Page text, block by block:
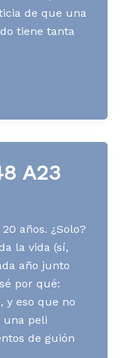
de que una
tiene tanta
A23
años. ¿Solo?
la vida (sí,
año junto
por qué:
y eso que no
peli
de guión